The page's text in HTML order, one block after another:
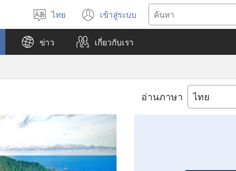
เลือก
ภาษา
ไทย เข้าสู่ระบบ
(เปิด
หน้าต่าง
ใหม่)
ข่าว เกี่ยว​กับ​เรา
อ่านภาษา